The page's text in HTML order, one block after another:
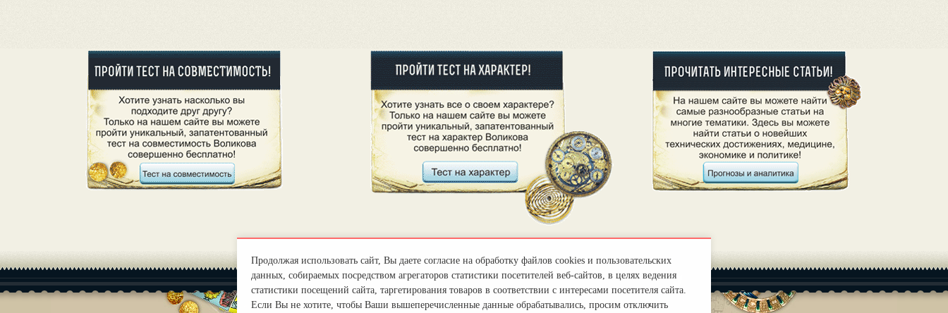
Продолжая использовать сайт, Вы даете согласие на обработку файлов cookies и пользовательских
данных, собираемых посредством агрегаторов статистики посетителей веб-сайтов, в целях ведения
статистики посещений сайта, таргетирования товаров в соответствии с интересами посетителя сайта.
Если Вы не хотите, чтобы Ваши вышеперечисленные данные обрабатывались, просим отключить